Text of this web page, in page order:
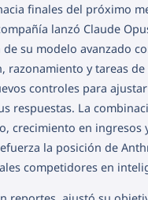
finales del próximo
lanzó Claude
de su modelo avanzado
razonamiento y tareas de
controles para
respuestas. La
crecimiento en ingresos
la posición de
competidores en